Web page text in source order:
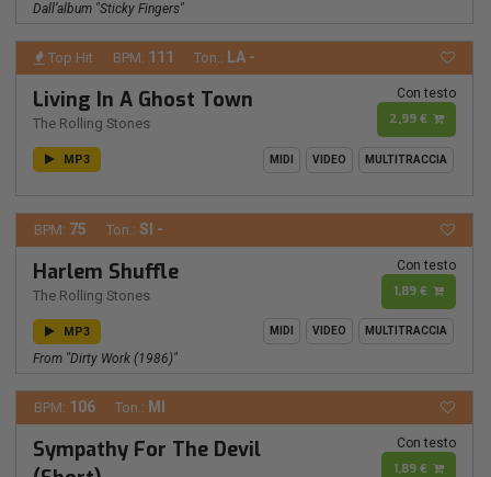
Dall’album "sticky Fingers"
Top Hit BPM: 111 Ton.: LA -
Living In A Ghost Town
The Rolling Stones
Con testo
2,99 €
MP3 MIDI VIDEO MULTITRACCIA
BPM: 75 Ton.: SI -
Harlem Shuffle
The Rolling Stones
Con testo
1,89 €
MP3 MIDI VIDEO MULTITRACCIA
From "dirty Work (1986)"
BPM: 106 Ton.: MI
Sympathy For The Devil
Con testo
1,89 €